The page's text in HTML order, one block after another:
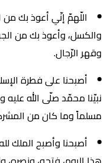
اللّهمّ إنّي أعوذ بك
والكسل، وأعوذ بك من
وقهر الرّجال.
أصبحنا على فطرة
نبيّنا محمّد صلّى الله عليه
مسلماً وما كان من
أصبحنا وأصبح الملك